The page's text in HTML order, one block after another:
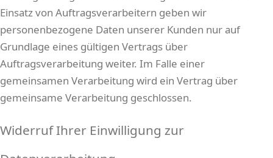
Einsatz von Auftragsverarbeitern geben wir
personenbezogene Daten unserer Kunden nur auf
Grundlage eines gültigen Vertrags über
Auftragsverarbeitung weiter. Im Falle einer
gemeinsamen Verarbeitung wird ein Vertrag über
gemeinsame Verarbeitung geschlossen.
Widerruf Ihrer Einwilligung zur